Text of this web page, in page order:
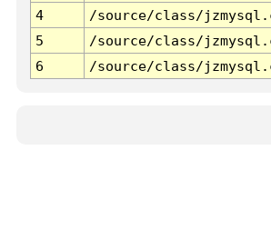
4
/source/class/
5
/source/class/
6
/source/class/